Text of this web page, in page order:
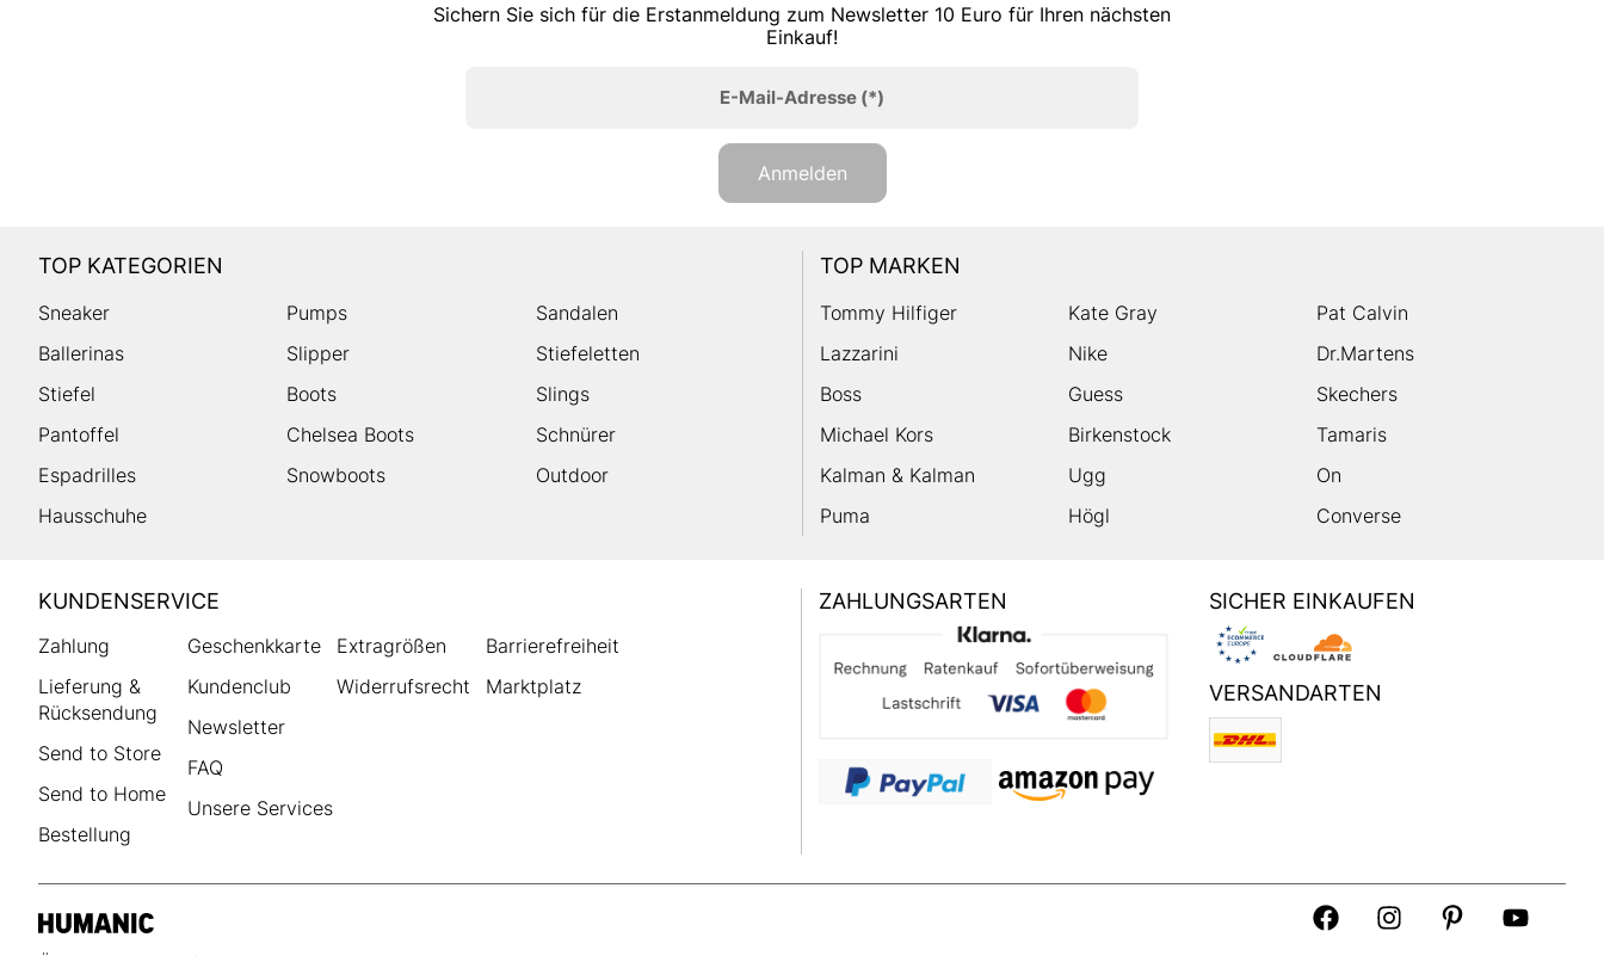
Sichern Sie sich für die Erstanmeldung zum Newsletter 10 Euro für Ihren nächsten
Einkauf!
E-Mail-Adresse(*)
Anmelden
TOP KATEGORIEN
Sneaker Pumps
Sandalen
Ballerinas
Slipper
Stiefeletten
Stiefel
Boots
Slings
Pantoffel
Chelsea Boots
Schnürer
Espadrilles
Snowboots
Outdoor
Hausschuhe
TOP MARKEN
Tommy Hilfiger Kate Gray
Pat Calvin
Lazzarini
Nike
Dr.Martens
Boss
Guess
Skechers
Michael Kors
Birkenstock
Tamaris
Kalman & Kalman
Ugg
On
Puma
Högl Converse
HUMANIC
Footer
KUNDENSERVICE
Zahlung
Lieferung &
Rücksendung
Send to Store
Send to Home
Bestellung
Geschenkkarte
Kundenclub
Newsletter
FAQ
Unsere Services
Extragrößen
Widerrufsrecht
Barrierefreiheit
Marktplatz
ZAHLUNGSARTEN SICHER EINKAUFEN
VERSANDARTEN